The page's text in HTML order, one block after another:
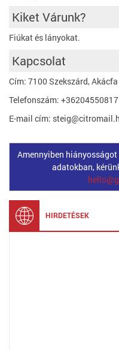
Kiket Várunk?
Fiúkat és lányokat.
Kapcsolat
Cím: 7100 Szekszárd,
Telefonszám: +36204550817
E-mail cím:
Amennyiben
adatokban,
HIRDETÉSEK